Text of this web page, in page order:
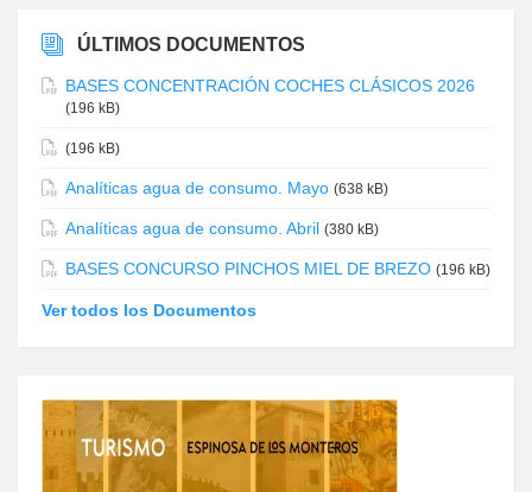
ÚLTIMOS DOCUMENTOS
BASES CONCENTRACIÓN COCHES CLÁSICOS 2026
(196 kB)
(196 kB)
Analíticas agua de consumo. Mayo (638 kB)
Analíticas agua de consumo. Abril (380 kB)
BASES CONCURSO PINCHOS MIEL DE BREZO (196 kB)
Ver todos los Documentos